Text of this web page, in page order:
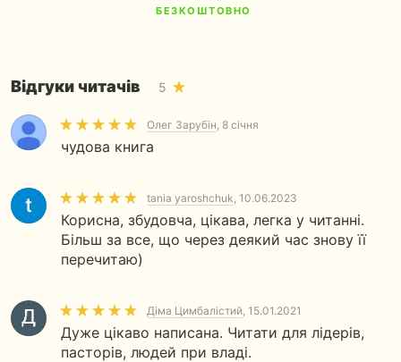
БЕЗКОШТОВНО
Ключи от Царствия
Небесного
Бун Синг По
Faithbook:
Евангелие
в городе
Відгуки читачів 5
Олег Зарубін, 8 січня
чудова книга
tania yaroshchuk, 10.06.2023
Корисна, збудовча, цікава, легка у читанні.
Більш за все, що через деякий час знову її
перечитаю)
Діма Цимбалістий, 15.01.2021
Дуже цікаво написана. Читати для лідерів,
пасторів, людей при владі.